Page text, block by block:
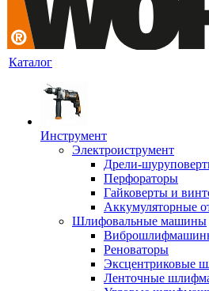
Каталог
Инструмент
Электроиструмент
Дрели-
Перфораторы
Гайковерты и
Аккумуляторные
Шлифовальные машины
Реноваторы
Эксцентриковые
Ленточные